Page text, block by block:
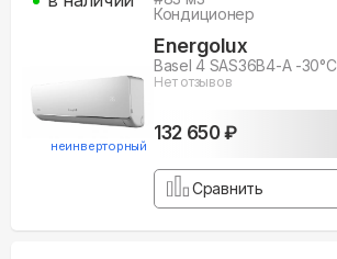
неинверторный
Кондиционер
Energolux
Basel 4 SAS36B4-A -30°С
Нет отзывов
132 650 ₽
Сравнить